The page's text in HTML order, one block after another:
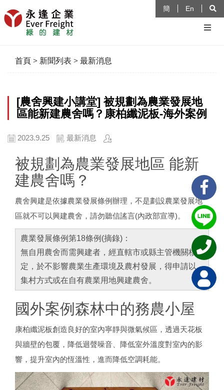
簡 En
首頁 > 新聞列表 > 最新消息
[農舍興建小講堂] 被規劃為農業發展地
區能新建農舍嗎？康柏纖泥板-海外案例
2023.9.25 最新消息
被規劃為農業發展地區 能新
建農舍嗎？
農舍興建是依據農業發展條例辦理，不是劃設農業發展地
區就不可以興建農舍，請勿聽信謠言(內政部宣導)。
農業發展條例第18條例(摘錄)：
無自用農舍而需興建者，經直轄市或縣主管機關核
定，於不影響農業生產環境及農村發展，得申請以
集村方式或在自有農業用地興建農舍。
國外案例森林中的務農小屋
康柏纖泥板創造良好的室內寧靜與微氣候區，透過天花板
與牆壁的包覆，降低迴聲噪音、降低室外溫度對室內的影
響，提升室內的恆溫性，進而降低空調耗能。